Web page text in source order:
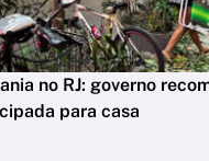
no RJ: governo
para casa